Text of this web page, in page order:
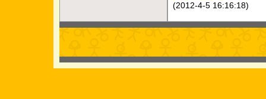
(2012-4-5 16:16:18)